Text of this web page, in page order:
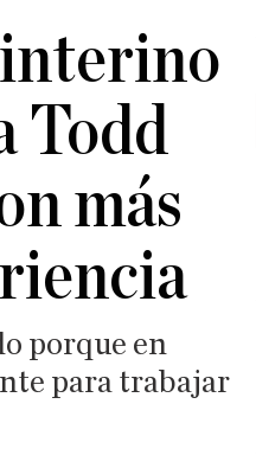
Todd
más
porque en
para trabajar